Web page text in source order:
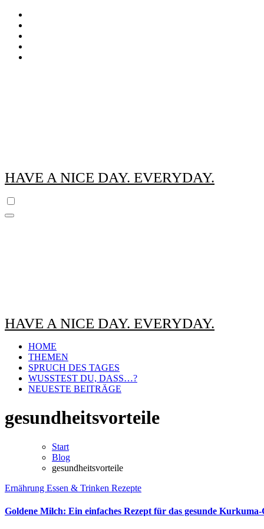
Zum
Inhalt
springen
HAVE A NICE DAY. EVERYDAY.
HAVE A NICE DAY. EVERYDAY.
HOME
THEMEN
SPRUCH DES TAGES
WUSSTEST DU, DASS…?
NEUESTE BEITRÄGE
gesundheitsvorteile
Start
Blog
gesundheitsvorteile
Ernährung Essen & Trinken Rezepte
Goldene Milch: Ein einfaches Rezept für das gesunde